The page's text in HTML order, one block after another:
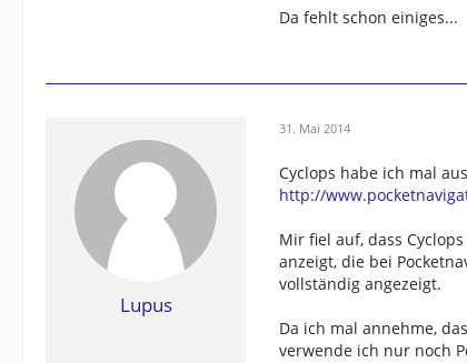
Da fehlt schon einiges...
Lupus
31. Mai 2014
Cyclops habe ich mal
http://
Mir fiel auf, dass
anzeigt, die bei
vollständig angezeigt.
Da ich mal annehme,
verwende ich nur noch